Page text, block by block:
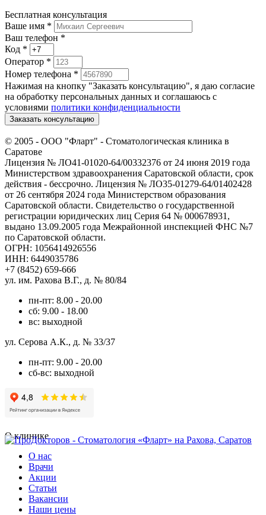
Бесплатная консультация
Ваше имя *
Ваш телефон *
Код *
Оператор *
Номер телефона *
Нажимая на кнопку "Заказать консультацию", я даю согласие
на обработку персональных данных и соглашаюсь c
условиями политики конфиденциальности
Заказать консультацию
© 2005 - ООО "Фларт" - Стоматологическая клиника в
Саратове
Лицензия № ЛО41-01020-64/00332376 от 24 июня 2019 года
Министерством здравоохранения Саратовской области, срок
действия - бессрочно. Лицензия № ЛО35-01279-64/01402428
от 26 сентября 2024 года Министерством образования
Саратовской области. Свидетельство о государственной
регистрации юридических лиц Серия 64 № 000678931,
выдано 13.09.2005 года Межрайонной инспекцией ФНС №7
по Саратовской области.
ОГРН: 1056414926556
ИНН: 6449035786
+7 (8452) 659-666
ул. им. Рахова В.Г., д. № 80/84
пн-пт: 8.00 - 20.00
сб: 9.00 - 18.00
вс: выходной
ул. Серова А.К., д. № 33/37
пн-пт: 9.00 - 20.00
сб-вс: выходной
О клинике
О нас
Врачи
Акции
Статьи
Вакансии
Наши цены